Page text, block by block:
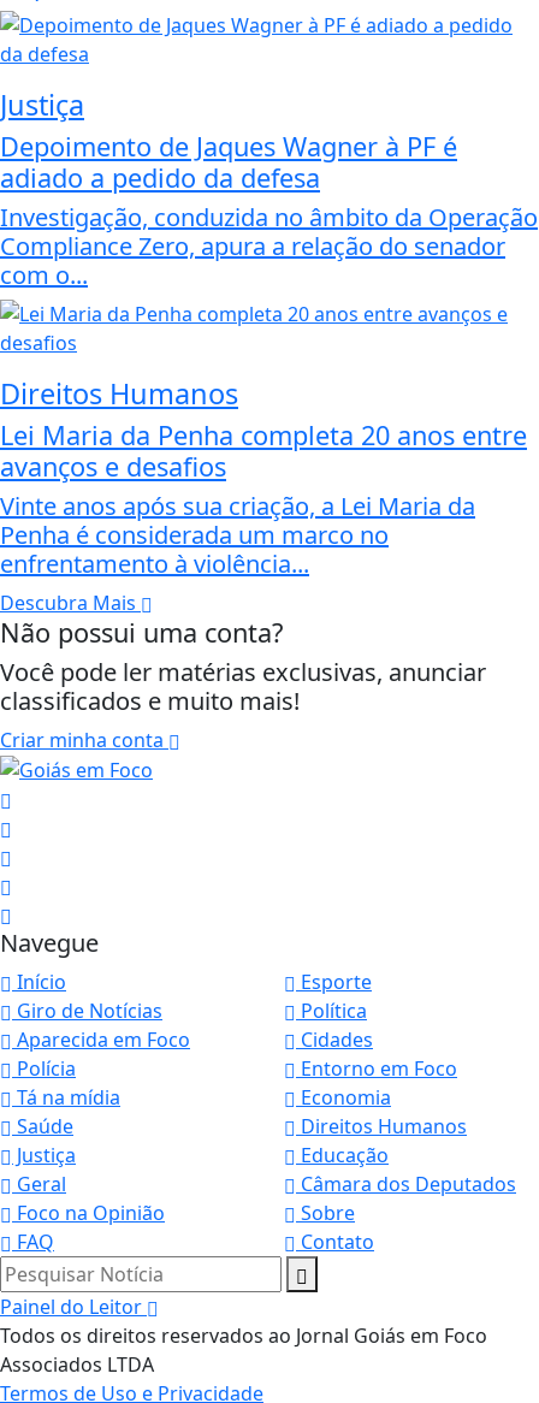
Justiça
Depoimento de Jaques Wagner à PF é
adiado a pedido da defesa
Investigação, conduzida no âmbito da Operação
Compliance Zero, apura a relação do senador
com o...
Direitos Humanos
Lei Maria da Penha completa 20 anos entre
avanços e desafios
Vinte anos após sua criação, a Lei Maria da
Penha é considerada um marco no
enfrentamento à violência...
Descubra Mais
Não possui uma conta?
Você pode ler matérias exclusivas, anunciar
classificados e muito mais!
Criar minha conta
Navegue
Início
Esporte
Giro de Notícias
Política
Aparecida em Foco
Cidades
Polícia
Entorno em Foco
Tá na mídia
Economia
Saúde
Direitos Humanos
Justiça
Educação
Geral
Câmara dos Deputados
Foco na Opinião
Sobre
FAQ
Contato
Pesquisar Notícia
Painel do Leitor
Todos os direitos reservados ao Jornal Goiás em Foco
Associados LTDA
Termos de Uso e Privacidade